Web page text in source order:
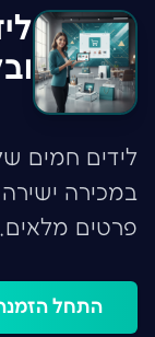
לידים חמים
במכירה
פרטים מלאים.
התחל